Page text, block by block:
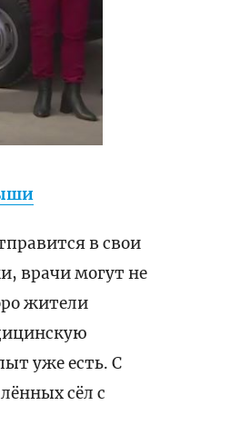
в свои
врачи могут не
жители
уже есть. С
сёл с